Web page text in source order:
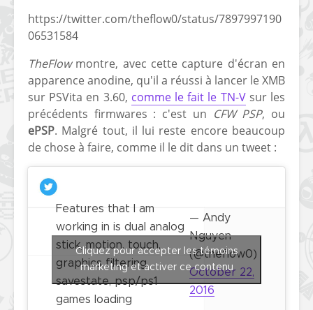
https://twitter.com/theflow0/status/7897997190
06531584
TheFlowmontre, avec cette capture d'écran en
apparence anodine, qu'il a réussi à lancer le XMB
sur PSVita en 3.60, comme le fait le TN-Vsur les
précédents firmwares : c'est un CFW PSP, ou
ePSP. Malgré tout, il lui reste encore beaucoup
de chose à faire, comme il le dit dans un tweet :
Features that I am
working in is dual analog
stick, motion, touch,
graphics filtering,
savestate, psp/ps1
games loading
— Andy
Nguyen
(@theflow0)
October 22,
2016
Cliquez pour accepter les témoins
marketing et activer ce contenu
[Vita] Ouverture de
KyûHEN, le nouveau
concours de
homebrews
[PSP] Débricker une
PSP 2000/3000 est
Sweeper !
[PS4] TUTO - Hacker
/ Jailbreaker sa PS4
en 6.72
[PS4] Le point sur le
[Switch]
nouveaux
SX Lite
SX Lite :